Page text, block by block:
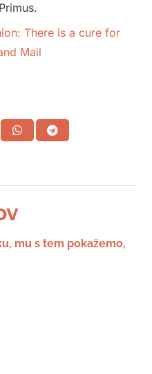
There is a cure for
Mail
mu s tem pokažemo,